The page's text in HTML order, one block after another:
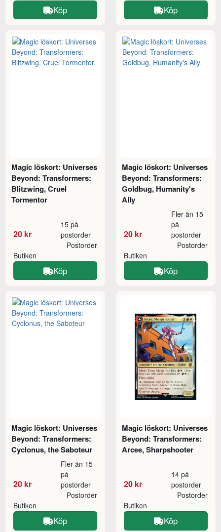
Köp Köp
Magic löskort: Universes
Beyond: Transformers:
Blitzwing, Cruel
Tormentor
20 kr
15 på
postorder
Butiken
Postorder
Köp
Magic löskort: Universes
Beyond: Transformers:
Goldbug, Humanity's
Ally
20 kr
Fler än 15
på
postorder
Butiken
Postorder
Köp
Magic löskort: Universes
Beyond: Transformers:
Cyclonus, the Saboteur
20 kr
Fler än 15
på
postorder
Butiken
Postorder
Köp
Magic löskort: Universes
Beyond: Transformers:
Arcee, Sharpshooter
20 kr
14 på
postorder
Butiken
Postorder
Köp